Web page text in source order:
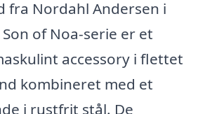
Nordahl Andersen i
of Noa-serie er et
accessory i flettet
kombineret med et
i rustfrit stål. De